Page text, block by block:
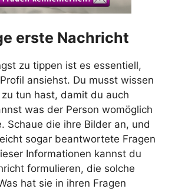
erste Nachricht
zu tippen ist es essentiell,
ansiehst. Du musst wissen
tun hast, damit du auch
was der Person womöglich
Schaue die ihre Bilder an, und
sogar beantwortete Fragen
Informationen kannst du
formulieren, die solche
hat sie in ihren Fragen